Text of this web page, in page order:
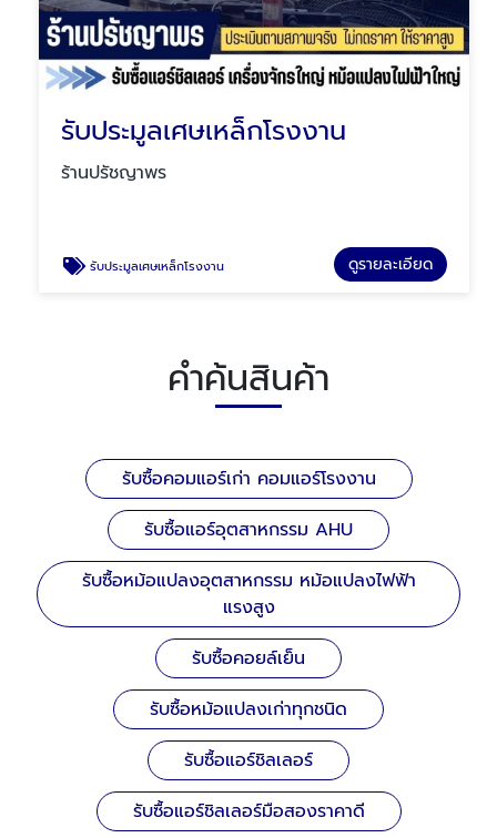
รับประมูลเศษเหล็กโรงงาน
ร้านปรัชญาพร
รับประมูลเศษเหล็กโรงงาน ดูรายละเอียด
คำค้นสินค้า
รับซื้อคอมแอร์เก่า คอมแอร์โรงงาน
รับซื้อแอร์อุตสาหกรรม AHU
รับซื้อหม้อแปลงอุตสาหกรรม หม้อแปลงไฟฟ้า
แรงสูง
รับซื้อคอยล์เย็น
รับซื้อหม้อแปลงเก่าทุกชนิด
รับซื้อแอร์ชิลเลอร์
รับซื้อแอร์ชิลเลอร์มือสองราคาดี